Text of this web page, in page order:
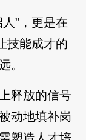
”，更是在
技能成才的
。
释放的信号
动地填补岗